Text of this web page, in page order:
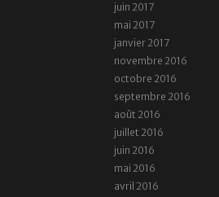
juin 2017
mai 2017
janvier 2017
novembre 2016
octobre 2016
septembre 2016
août 2016
juillet 2016
juin 2016
mai 2016
avril 2016